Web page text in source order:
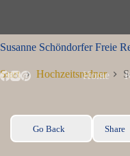
Home
Susanne Schöndorfer Freie
Start Hochzeitsredner
Go Back Share